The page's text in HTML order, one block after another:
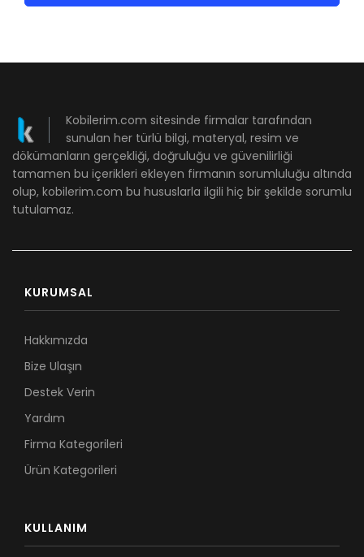
Kobilerim.com sitesinde firmalar tarafından
sunulan her türlü bilgi, materyal, resim ve
dökümanların gerçekliği, doğruluğu ve güvenilirliği
tamamen bu içerikleri ekleyen firmanın sorumluluğu altında
olup, kobilerim.com bu hususlarla ilgili hiç bir şekilde sorumlu
tutulamaz.
KURUMSAL
Hakkımızda
Bize Ulaşın
Destek Verin
Yardım
Firma Kategorileri
Ürün Kategorileri
KULLANIM